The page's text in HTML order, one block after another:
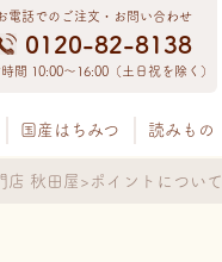
電話でのご注文・お問い合わせ
0120-82-8138
間 10:00〜16:00（土日祝を除く）
国産はちみつ 読みもの
店 秋田屋 ポイントについて